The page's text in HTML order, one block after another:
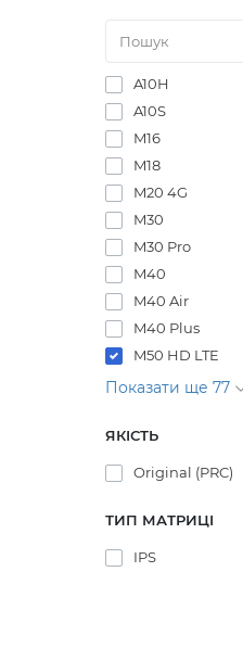
A10H
A10S
M16
M18
M20 4G
M30
M30 Pro
M40
M40 Air
M40 Plus
M50 HD LTE
Показати ще 77
ЯКІСТЬ
Original (PRC)
ТИП МАТРИЦІ
IPS